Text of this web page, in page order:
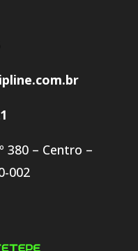
380 – Centro –
002